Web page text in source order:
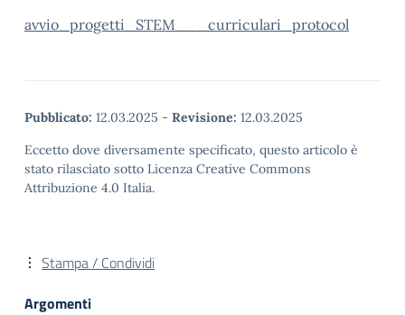
avvio_progetti_STEM___curriculari_protocol
Pubblicato: 12.03.2025 - Revisione: 12.03.2025
Eccetto dove diversamente specificato, questo articolo è
stato rilasciato sotto Licenza Creative Commons
Attribuzione 4.0 Italia.
Stampa / Condividi
Argomenti